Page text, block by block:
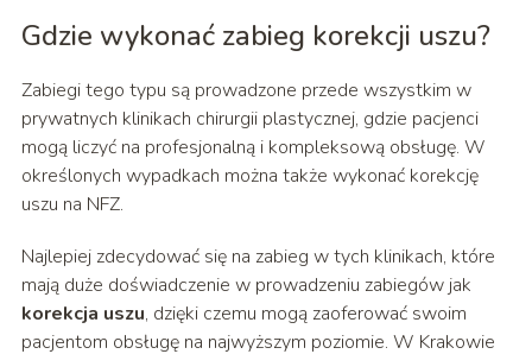
Gdzie wykonać zabieg korekcji uszu?
Zabiegi tego typu są prowadzone przede wszystkim w
prywatnych klinikach chirurgii plastycznej, gdzie pacjenci
mogą liczyć na profesjonalną i kompleksową obsługę. W
określonych wypadkach można także wykonać korekcję
uszu na NFZ.
Najlepiej zdecydować się na zabieg w tych klinikach, które
mają duże doświadczenie w prowadzeniu zabiegów jak
korekcja uszu, dzięki czemu mogą zaoferować swoim
pacjentom obsługę na najwyższym poziomie. W Krakowie